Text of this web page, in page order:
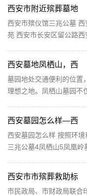
西安市附近殡葬墓地
西安市殡仪馆三兆公墓
苑 西安市长安区留公路
西安墓地凤栖山，西
墓园地处交通便利的位置
理想之地。凤栖山墓园不
西安墓园怎么样—西
西安墓园怎么样 按照环
三兆公墓4凤栖山5凤凰
西安市市殡葬救助标
市民政局、市财政局联合